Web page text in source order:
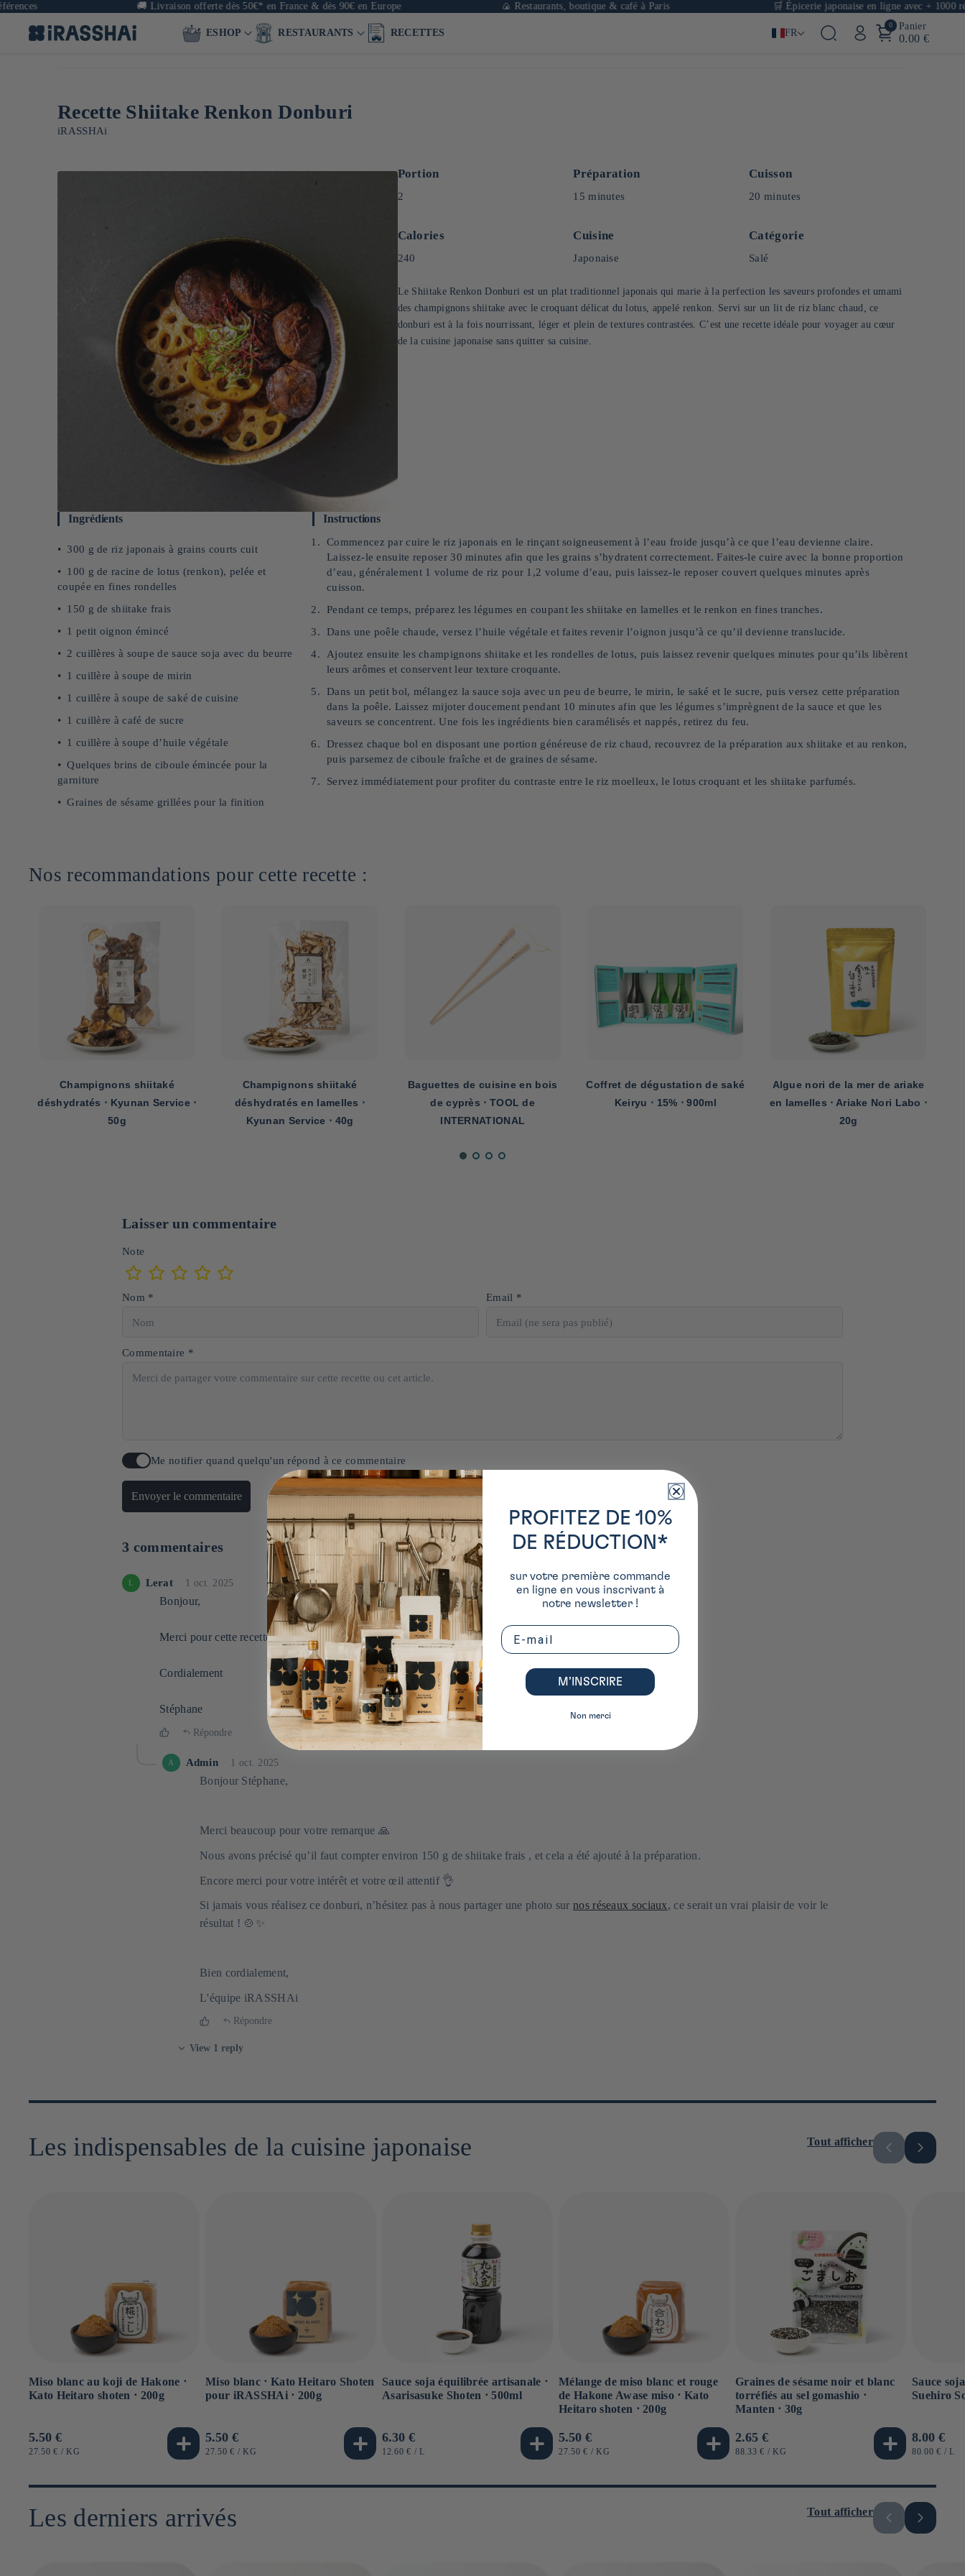
Livraison offerte dès 50€* en France & dès 90€ en Europe 🍙 Restaurants, boutique & café à Paris 🛒 Épicerie japonaise en ligne avec + 1000 références
ESHOP RESTAURANTS RECETTES FR
0 Panier
0.00 €
Recette Shiitake Renkon Donburi
iRASSHAi
Portion
2
Préparation
15 minutes
Cuisson
20 minutes
Calories
240
Cuisine
Japonaise
Catégorie
Salé
Le Shiitake Renkon Donburi est un plat traditionnel japonais qui marie à la perfection les saveurs profondes et umami
des champignons shiitake avec le croquant délicat du lotus, appelé renkon. Servi sur un lit de riz blanc chaud, ce
donburi est à la fois nourrissant, léger et plein de textures contrastées. C’est une recette idéale pour voyager au cœur
de la cuisine japonaise sans quitter sa cuisine.
Ingrédients
300 g de riz japonais à grains courts cuit
100 g de racine de lotus (renkon), pelée et
coupée en fines rondelles
150 g de shiitake frais
1 petit oignon émincé
2 cuillères à soupe de sauce soja avec du beurre
1 cuillère à soupe de mirin
1 cuillère à soupe de saké de cuisine
1 cuillère à café de sucre
1 cuillère à soupe d’huile végétale
Quelques brins de ciboule émincée pour la
garniture
Graines de sésame grillées pour la finition
Instructions
Commencez par cuire le riz japonais en le rinçant soigneusement à l’eau froide jusqu’à ce que l’eau devienne claire.
Laissez-le ensuite reposer 30 minutes afin que les grains s’hydratent correctement. Faites-le cuire avec la bonne proportion
d’eau, généralement 1 volume de riz pour 1,2 volume d’eau, puis laissez-le reposer couvert quelques minutes après
cuisson.
Pendant ce temps, préparez les légumes en coupant les shiitake en lamelles et le renkon en fines tranches.
Dans une poêle chaude, versez l’huile végétale et faites revenir l’oignon jusqu’à ce qu’il devienne translucide.
Ajoutez ensuite les champignons shiitake et les rondelles de lotus, puis laissez revenir quelques minutes pour qu’ils libèrent
leurs arômes et conservent leur texture croquante.
Dans un petit bol, mélangez la sauce soja avec un peu de beurre, le mirin, le saké et le sucre, puis versez cette préparation
dans la poêle. Laissez mijoter doucement pendant 10 minutes afin que les légumes s’imprègnent de la sauce et que les
saveurs se concentrent. Une fois les ingrédients bien caramélisés et nappés, retirez du feu.
Dressez chaque bol en disposant une portion généreuse de riz chaud, recouvrez de la préparation aux shiitake et au renkon,
puis parsemez de ciboule fraîche et de graines de sésame.
Servez immédiatement pour profiter du contraste entre le riz moelleux, le lotus croquant et les shiitake parfumés.
Nos recommandations pour cette recette :
Champignons shiitaké
déshydratés en lamelles ⋅
Kyunan Service ⋅ 40g
Baguettes de cuisine en bois
de cyprès ⋅ TOOL de
INTERNATIONAL
Coffret de dégustation de saké
Keiryu ⋅ 15% ⋅ 900ml
Algue nori de la mer de ariake
en lamelles ⋅ Ariake Nori Labo ⋅
Coffret de crackers de riz arare
⋅ Minoya Arare ⋅ 155g
Laisser un commentaire
Note
Nom * Email *
Commentaire *
Me notifier quand quelqu'un répond à ce commentaire
Envoyer le commentaire
3 commentaires
L Lerat 1 oct. 2025
Bonjour,
Merci pour cette recette alléchante mais vous n'avez pas indiqué la quantité de shiitake ?
Cordialement
Stéphane
Répondre
A Admin 1 oct. 2025
Bonjour Stéphane,
Merci beaucoup pour votre remarque 🙏
Nous avons précisé qu’il faut compter environ 150 g de shiitake frais , et cela a été ajouté à la préparation.
Encore merci pour votre intérêt et votre œil attentif 👌
Si jamais vous réalisez ce donburi, n’hésitez pas à nous partager une photo sur nos réseaux sociaux, ce serait un vrai plaisir de voir le
résultat ! 🍲✨
Bien cordialement,
L'équipe iRASSHAi
Répondre
View 1 reply
Les indispensables de la cuisine japonaise Tout afficher
Miso blanc au koji de Hakone ⋅
Kato Heitaro shoten ⋅ 200g
Prix
habituel
5.50 €
PRIX
27.50 € / PAR
KG
Miso blanc ⋅ Kato Heitaro Shoten
pour iRASSHAi ⋅ 200g
Prix
habituel
5.50 €
PRIX
27.50 € / PAR
KG
Sauce soja équilibrée artisanale ⋅
Asarisasuke Shoten ⋅ 500ml
Prix
habituel
6.30 €
PRIX
12.60 € / PAR
L
Mélange de miso blanc et rouge
de Hakone Awase miso ⋅ Kato
Heitaro shoten ⋅ 200g
Prix
habituel
5.50 €
PRIX
27.50 € / PAR
KG
Graines de sésame noir et blanc
torréfiés au sel gomashio ⋅
Manten ⋅ 30g
Prix
habituel
2.65 €
PRIX
88.33 € / PAR
KG
Sauce
Suehiro
Prix
habituel
8.00 €
PRIX
80.00 € / L
Les derniers arrivés Tout afficher
PROFITEZ DE 10%
DE RÉDUCTION*
sur votre première commande
en ligne en vous inscrivant à
notre newsletter !
Email
M’INSCRIRE
Non merci